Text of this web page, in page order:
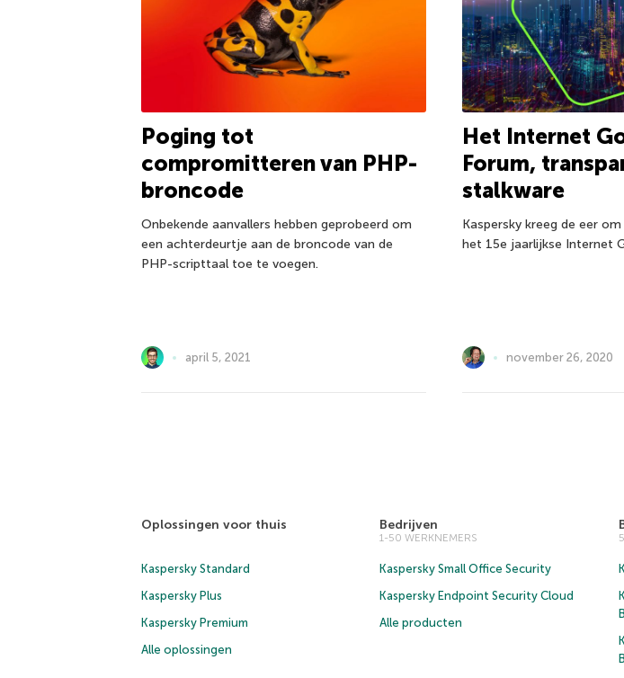
Poging tot
compromitteren van PHP-
broncode
Onbekende aanvallers hebben geprobeerd om
een achterdeurtje aan de broncode van de
PHP-scripttaal toe te voegen.
april 5, 2021
Het Internet
Forum,
stalkware
Kaspersky kreeg de eer
het 15e jaarlijkse Internet
november 26, 2020
Oplossingen voor thuis
Kaspersky Standard
Kaspersky Plus
Kaspersky Premium
Alle oplossingen
Bedrijven
1-50 WERKNEMERS
Kaspersky Small Office Security
Kaspersky Endpoint Security Cloud
Alle producten